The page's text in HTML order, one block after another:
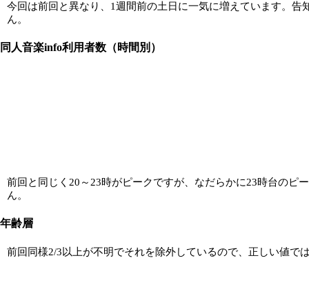
今回は前回と異なり、1週間前の土日に一気に増えています。
ん。
同人音楽info利用者数（時間別）
前回と同じく20～23時がピークですが、なだらかに23時台のピ
ん。
年齢層
前回同様2/3以上が不明でそれを除外しているので、正しい値で